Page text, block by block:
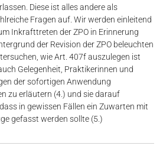
Diese ist alles andere als
Fragen auf. Wir werden einleitend
Inkrafttreten der ZPO in Erinnerung
der Revision der ZPO beleuchten
wie Art. 407f auszulegen ist
Gelegenheit, Praktikerinnen und
der sofortigen Anwendung
zu erläutern (4.) und sie darauf
in gewissen Fällen ein Zuwarten mit
gefasst werden sollte (5.)